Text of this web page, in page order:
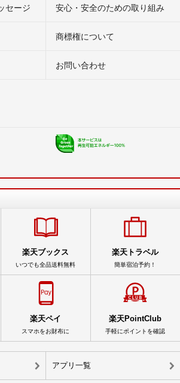
セージ 安心・安全のための取り組み
商標権について
お問い合わせ
楽天ブックス
いつでも全品送料無料
楽天トラベル
簡単宿泊予約！
楽天ペイ
スマホをお財布に
楽天PointClub
手軽にポイントを確認
アプリ一覧